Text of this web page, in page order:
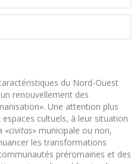
du Nord-Ouest
renouvellement des
Une attention plus
cultuels, à leur situation
«civitas» municipale ou non,
les transformations
préromaines et des